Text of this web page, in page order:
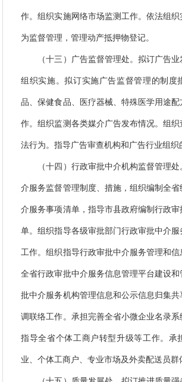
作。组织实施网络市场监测工作。依法组
为监督管理，管理动产抵押物登记。
（十三）广告监督管理处。拟订广告业
组织实施。拟订实施广告监督管理的制度
品、保健食品、医疗器械、特殊医学用途
作。组织监测各类媒介广告发布情况。组
法行为。指导广告审查机构和广告行业组织
（十四）行政审批中介机构监督管理处
介服务监督管理制度、措施，组织编制全省
介服务事项清单，指导市县政府编制行政
单。组织指导各级审批部门行政审批中介
工作。组织指导行政审批中介服务管理和信
全省行政审批中介服务信息管理平台建设
批中介服务机构管理信息和公示信息归集
调联络工作。承担完善全省小微企业名录
指导全省个体工商户转型升级等工作。承
业、个体工商户、专业市场及外卖配送员群